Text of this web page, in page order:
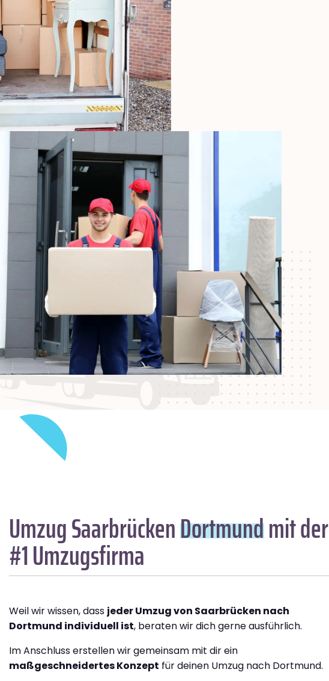
Umzug SaarbrückenDortmundmit der
#1 Umzugsfirma
Weil wir wissen, dass jeder Umzug von Saarbrücken nach
Dortmund individuell ist, beraten wir dich gerne ausführlich.
Im Anschluss erstellen wir gemeinsam mit dir ein
maßgeschneidertes Konzept für deinen Umzug nach Dortmund.